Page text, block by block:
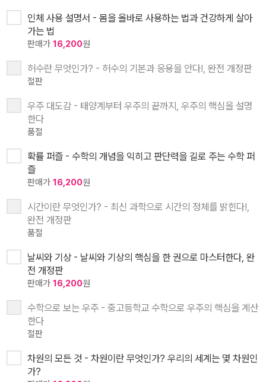
인체 사용 설명서 - 몸을 올바로 사용하는 법과 건강하게 살아
가는 법
판매가 16,200원
허수란 무엇인가? - 허수의 기본과 응용을 안다!, 완전 개정판
절판
우주 대도감 - 태양계부터 우주의 끝까지, 우주의 핵심을 설명
한다
품절
확률 퍼즐 - 수학의 개념을 익히고 판단력을 길로 주는 수학 퍼
즐
판매가 16,200원
시간이란 무엇인가? - 최신 과학으로 시간의 정체를 밝힌다!,
완전 개정판
품절
날씨와 기상 - 날씨와 기상의 핵심을 한 권으로 마스터한다, 완
전 개정판
판매가 16,200원
수학으로 보는 우주 - 중고등학교 수학으로 우주의 핵심을 계산
한다
절판
차원의 모든 것 - 차원이란 무엇인가? 우리의 세계는 몇 차원인
가?